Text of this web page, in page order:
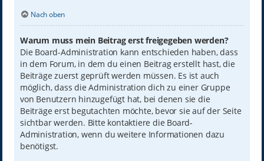
Nach oben
Warum muss mein Beitrag erst freigegeben werden?
Die Board-Administration kann entschieden haben, dass
in dem Forum, in dem du einen Beitrag erstellt hast, die
Beiträge zuerst geprüft werden müssen. Es ist auch
möglich, dass die Administration dich zu einer Gruppe
von Benutzern hinzugefügt hat, bei denen sie die
Beiträge erst begutachten möchte, bevor sie auf der Seite
sichtbar werden. Bitte kontaktiere die Board-
Administration, wenn du weitere Informationen dazu
benötigst.